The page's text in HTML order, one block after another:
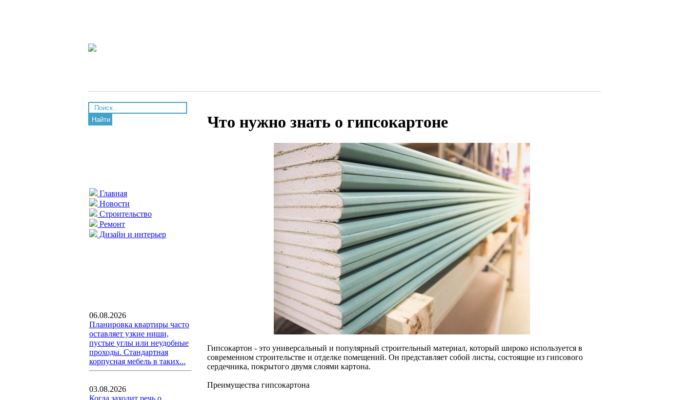
Найти
Главная
Новости
Строительство
Ремонт
Дизайн и интерьер
06.08.2026
Планировка квартиры часто
оставляет узкие ниши,
пустые углы или неудобные
проходы. Стандартная
корпусная мебель в таких...
03.08.2026
Когда заходит речь о
Что нужно знать о гипсокартоне
Гипсокартон - это универсальный и популярный строительный материал, который широко используется в
современном строительстве и отделке помещений. Он представляет собой листы, состоящие из гипсового
сердечника, покрытого двумя слоями картона.
Преимущества гипсокартона